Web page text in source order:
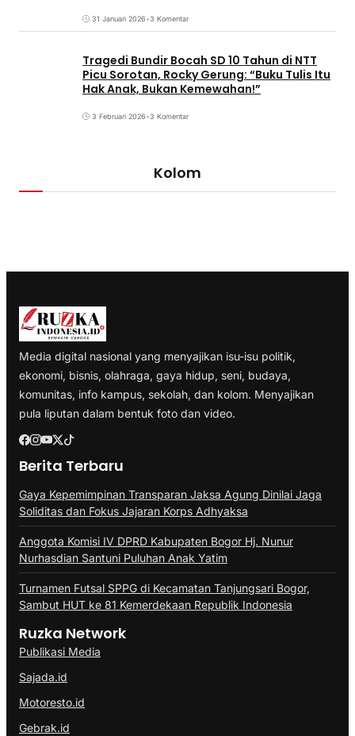
31 Januari 2026•3 Komentar
Tragedi Bundir Bocah SD 10 Tahun di NTT
Picu Sorotan, Rocky Gerung: “Buku Tulis Itu
Hak Anak, Bukan Kemewahan!”
3 Februari 2026•3 Komentar
Kolom
Media digital nasional yang menyajikan isu-isu politik,
ekonomi, bisnis, olahraga, gaya hidup, seni, budaya,
komunitas, info kampus, sekolah, dan kolom. Menyajikan
pula liputan dalam bentuk foto dan video.
Berita Terbaru
Gaya Kepemimpinan Transparan Jaksa Agung Dinilai Jaga
Soliditas dan Fokus Jajaran Korps Adhyaksa
Anggota Komisi IV DPRD Kabupaten Bogor Hj. Nunur
Nurhasdian Santuni Puluhan Anak Yatim
Turnamen Futsal SPPG di Kecamatan Tanjungsari Bogor,
Sambut HUT ke 81 Kemerdekaan Republik Indonesia
Ruzka Network
Publikasi Media
Sajada.id
Motoresto.id
Gebrak.id